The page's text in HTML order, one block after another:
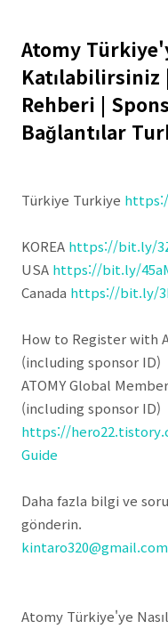
Atomy
Katılabilirsiniz
Rehberi |
Bağlantılar
Türkiye Turkiye
KOREA https://bit.ly/
USA https://bit.ly/
Canada https://bit.ly/
How to Register with
(including sponsor ID)
ATOMY Global
(including sponsor ID)
https://
Guide
Daha fazla bilgi ve
gönderin.
kintaro320@gmail.com
Atomy Türkiye'ye